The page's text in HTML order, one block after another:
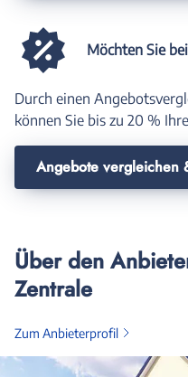
Möchten Sie
Durch einen
können Sie bis zu 20 %
Angebote vergleichen
Über den
Zentrale
Zum Anbieterprofil